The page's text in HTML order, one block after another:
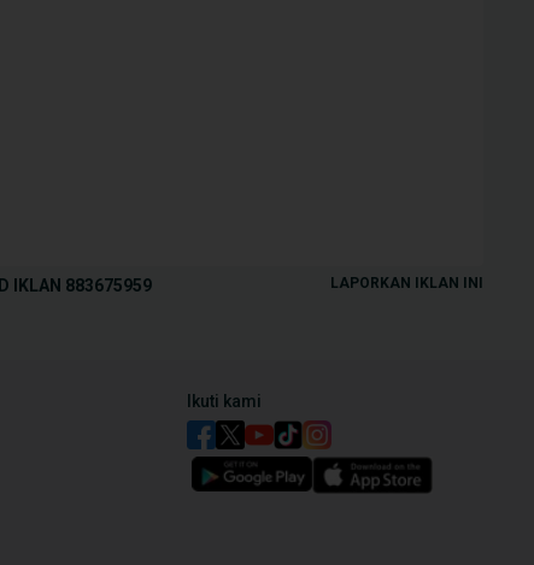
ID IKLAN 883675959 LAPORKAN IKLAN INI
Ikuti kami